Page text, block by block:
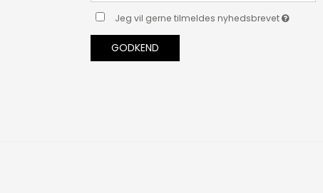
Jeg vil gerne tilmeldes nyhedsbrevet
GODKEND